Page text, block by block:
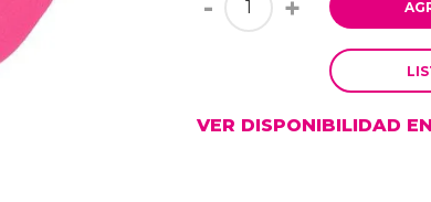
- +
VER DISPONIBILIDAD